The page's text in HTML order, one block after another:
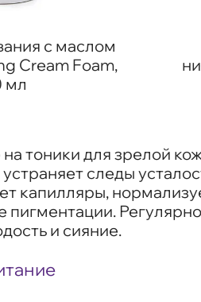
с маслом
Cream Foam,
мл
тоники для зрелой
следы
капилляры,
пигментации.
и сияние.